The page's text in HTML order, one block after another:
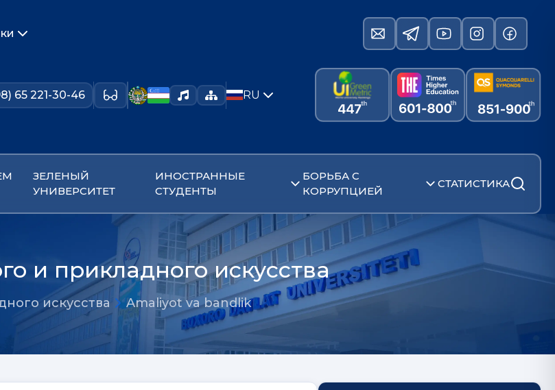
65 221-30-46 RU
ЗЕЛЕНЫЙ
УНИВЕРСИТЕТ
ИНОСТРАННЫЕ
СТУДЕНТЫ
БОРЬБА С
КОРРУПЦИЕЙ
СТАТИСТИКА
и прикладного искусства
искусства Amaliyot va bandlik